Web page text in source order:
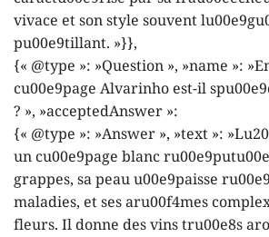
vivace et son style souvent
pu00e9tillant. »}},
{« @type »: »Question », »name »:
cu00e9page Alvarinho est-il
? », »acceptedAnswer »:
{« @type »: »Answer », »text »:
un cu00e9page blanc
grappes, sa peau u00e9paisse
maladies, et ses aru00f4mes
fleurs. Il donne des vins tru00e8s